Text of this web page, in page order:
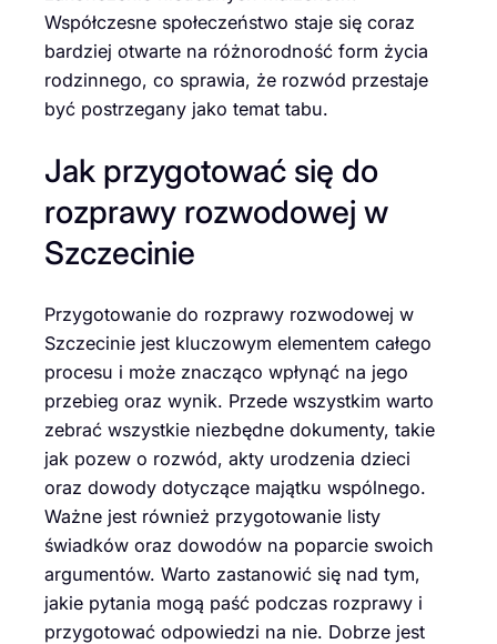
Współczesne społeczeństwo staje się coraz
bardziej otwarte na różnorodność form życia
rodzinnego, co sprawia, że rozwód przestaje
być postrzegany jako temat tabu.
Jak przygotować się do
rozprawy rozwodowej w
Szczecinie
Przygotowanie do rozprawy rozwodowej w
Szczecinie jest kluczowym elementem całego
procesu i może znacząco wpłynąć na jego
przebieg oraz wynik. Przede wszystkim warto
zebrać wszystkie niezbędne dokumenty, takie
jak pozew o rozwód, akty urodzenia dzieci
oraz dowody dotyczące majątku wspólnego.
Ważne jest również przygotowanie listy
świadków oraz dowodów na poparcie swoich
argumentów. Warto zastanowić się nad tym,
jakie pytania mogą paść podczas rozprawy i
przygotować odpowiedzi na nie. Dobrze jest